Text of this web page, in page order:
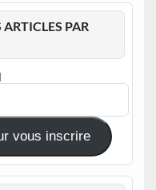
PAR
vous inscrire